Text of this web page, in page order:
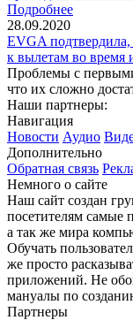
Подробнее
28.09.2020
EVGA
к вылетам во время
Проблемы с
что их сложно
Наши партнеры:
Навигация
Новости Аудио
Дополнительно
Обратная связь
Немного о сайте
Наш сайт создан
посетителям самые
а так же мира
Обучать
же просто
приложений. Не
мануалы по
Партнеры